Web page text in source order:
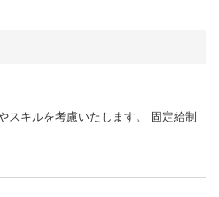
スキルを考慮いたします。 固定給制